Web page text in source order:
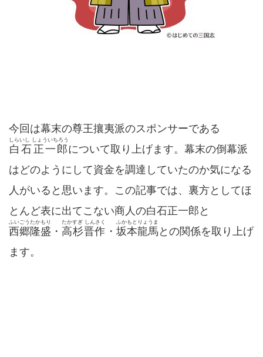
今回は幕末の尊王攘夷派のスポンサーである
白石正一郎
しらいし しょういちろう
について取り上げます。幕末の倒幕派
はどのようにして資金を調達していたのか気になる
人がいると思います。この記事では、裏方としてほ
とんど表に出てこない商人の白石正一郎と
西郷隆盛
ふいごうたかもり
・ 高杉晋作
たかすぎ しんさく
・ 坂本龍馬
ふかもとりょうま
との関係を取り上げ
ます。